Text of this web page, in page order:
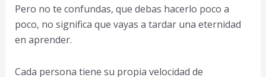
Pero no te confundas, que debas hacerlo poco a
poco, no significa que vayas a tardar una eternidad
en aprender.
Cada persona tiene su propia velocidad de